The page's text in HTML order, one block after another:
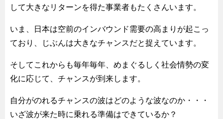
して大きなリターンを得た事業者もたくさんいます。
いま、日本は空前のインバウンド需要の高まりが起こっ
ており、じぶんは大きなチャンスだと捉えています。
そしてこれからも毎年毎年、めまぐるしく社会情勢の変
化に応じて、チャンスが到来します。
自分がのれるチャンスの波はどのような波なのか・・・
いざ波が来た時に乗れる準備はできているか？